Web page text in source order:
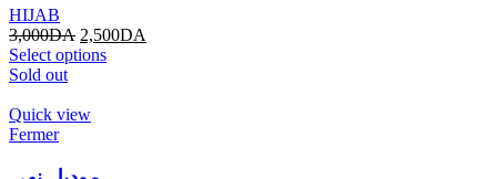
HIJAB
3,000DA 2,500DA
Select options
Sold out
Quick view
Fermer